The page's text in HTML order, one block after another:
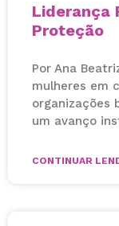
Liderança
Proteção
Por Ana
mulheres em
organizações
um avanço
CONTINUAR